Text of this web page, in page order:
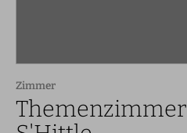
Zimmer
Themenzimmer